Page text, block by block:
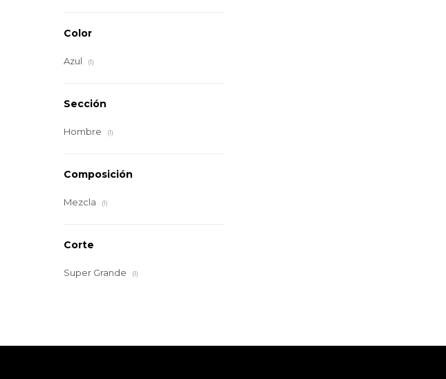
Color
Azul (1)
Sección
Hombre (1)
Composición
Mezcla (1)
Corte
Super Grande (1)